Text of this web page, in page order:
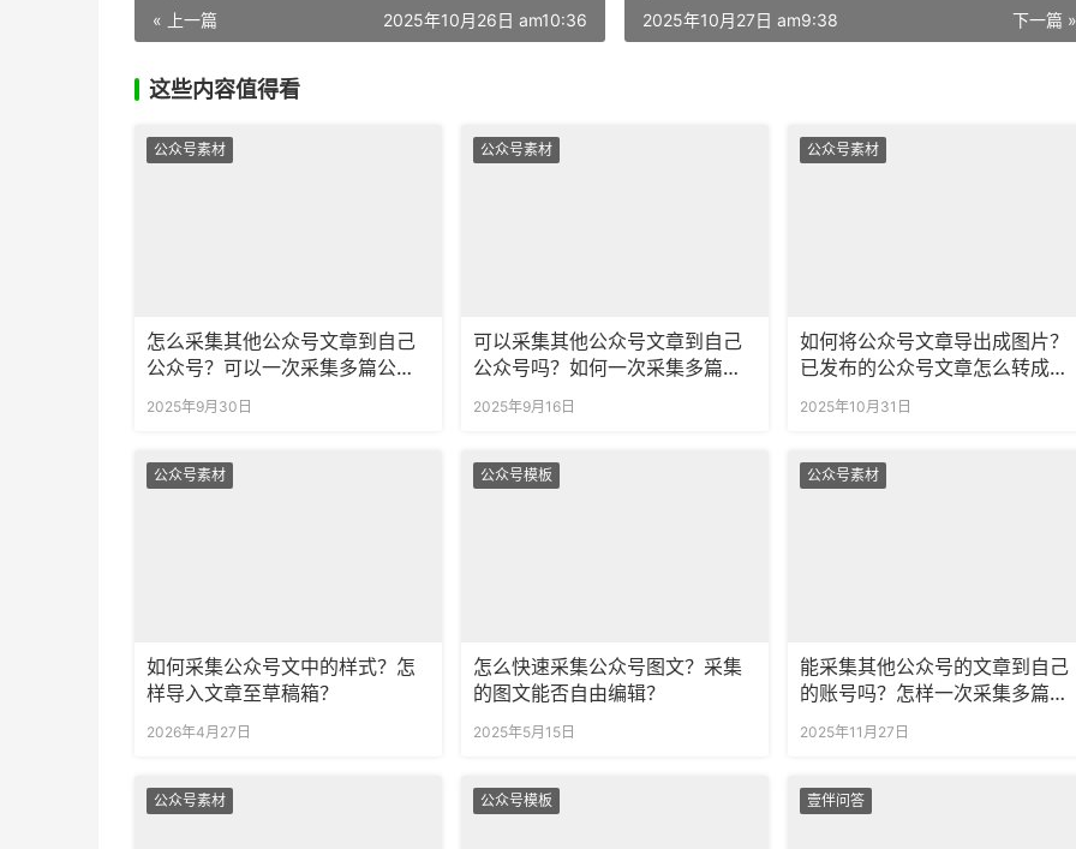
« 上一篇 2025年10月26日 am10:36 下一篇 »
2025年10月27日 am9:38
这些内容值得看
公众号素材
怎么采集其他公众号文章到自己
公众号？可以一次采集多篇公众
号文章吗？
2025年9月30日
公众号素材
可以采集其他公众号文章到自己
公众号吗？如何一次采集多篇公
众号文章？
2025年9月16日
公众号素材
如何将公众号文章导出成图片？
已发布的公众号文章怎么转成图
2025年10月31日
公众号素材
如何采集公众号文中的样式？怎
样导入文章至草稿箱？
2026年4月27日
公众号模板
怎么快速采集公众号图文？采集
的图文能否自由编辑？
2025年5月15日
公众号素材
能采集其他公众号的文章到自己
的账号吗？怎样一次采集多篇公
众号图文？
2025年11月27日
公众号素材 公众号模板 壹伴问答